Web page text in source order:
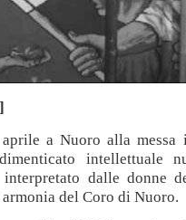
a Nuoro alla messa
intellettuale
dalle donne
del Coro di Nuoro.